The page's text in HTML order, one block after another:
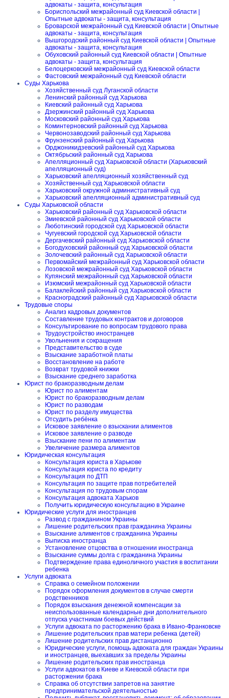
адвокаты - защита, консультация
Бориспольский межрайонный суд Киевской области |
Опытные адвокаты - защита, консультация
Броварской межрайонный суд Киевской области | Опытные
адвокаты - защита, консультация
Вышгородский районный суд Киевской области | Опытные
адвокаты - защита, консультация
Обуховский районный суд Киевской области | Опытные
адвокаты - защита, консультация
Белоцерковский межрайонный суд Киевской области
Фастовский межрайонный суд Киевской области
Суды Харькова
Хозяйственный суд Луганской области
Ленинский районный суд Харькова
Киевский районный суд Харькова
Дзержинский районный суд Харькова
Московский районный суд Харькова
Коминтерновский районный суд Харькова
Червонозаводский районный суд Харькова
Фрунзенский районный суд Харькова
Орджоникидзевский районный суд Харькова
Октябрьский районный суд Харькова
Апелляционный суд Харьковской области (Харьковский
апелляционный суд)
Харьковский апелляционный хозяйственный суд
Хозяйственный суд Харьковской области
Харьковский окружной административный суд
Харьковский апелляционный административный суд
Суды Харьковской области
Харьковский районный суд Харьковской области
Змиевской районный суд Харьковской области
Люботинский городской суд Харьковской области
Чугуевский городской суд Харьковской области
Дергачевский районный суд Харьковской области
Богодуховский районный суд Харьковской области
Золочевский районный суд Харьковской области
Первомайский межрайонный суд Харьковской области
Лозовской межрайонный суд Харьковской области
Купянский межрайонный суд Харьковской области
Изюмский межрайонный суд Харьковской области
Балаклейский районный суд Харьковской области
Красноградский районный суд Харьковской области
Трудовые споры
Анализ кадровых документов
Составление трудовых контрактов и договоров
Консультирование по вопросам трудового права
Трудоустройство иностранцев
Увольнения и сокращения
Представительство в суде
Взыскание заработной платы
Восстановление на работе
Возврат трудовой книжки
Взыскание среднего заработка
Юрист по бракоразводным делам
Юрист по алиментам
Юрист по бракоразводным делам
Юрист по разводам
Юрист по разделу имущества
Отсудить ребёнка
Исковое заявление о взыскании алиментов
Исковое заявление о разводе
Взыскание пени по алиментам
Увеличение размера алиментов
Юридическая консультация
Консультация юриста в Харькове
Консультация юриста по кредиту
Консультация по ДТП
Консультация по защите прав потребителей
Консультация по трудовым спорам
Консультация адвоката Харьков
Получить юридическую консультацию в Украине
Юридические услуги для иностранцев
Развод с гражданином Украины
Лишение родительских прав гражданина Украины
Взыскание алиментов с гражданина Украины
Выписка иностранца
Установление отцовства в отношении иностранца
Взыскание суммы долга с гражданина Украины
Подтверждение права единоличного участия в воспитании
ребенка
Услуги адвоката
Справка о семейном положении
Порядок оформления документов в случае смерти
родственников
Порядок взыскания денежной компенсации за
неиспользованные календарные дни дополнительного
отпуска участникам боевых действий
Услуги адвоката по расторжению брака в Ивано-Франковске
Лишение родительских прав матери ребенка (детей)
Лишение родительских прав дистанционно
Юридические услуги, помощь адвоката для граждан Украины
и иностранцев, выехавших за пределы Украины
Лишение родительских прав иностранца
Услуги адвокатов в Киеве и Киевской области при
расторжении брака
Справка об отсутствии запретов на занятие
предпринимательской деятельностью